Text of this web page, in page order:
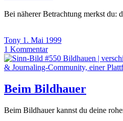
Bei näherer Betrachtung merkst du:
Tony 1. Mai 1999
1 Kommentar
Beim Bildhauer
Beim Bildhauer kannst du deine